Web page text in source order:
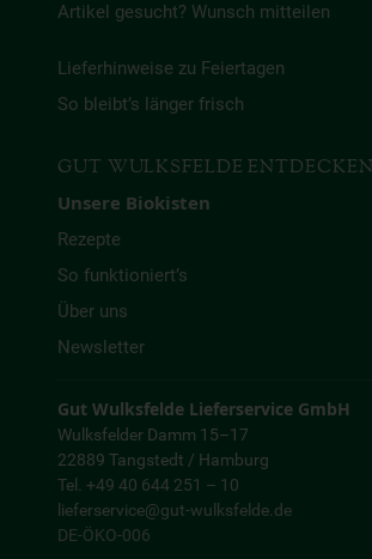
Artikel gesucht? Wunsch mitteilen
Lieferhinweise zu Feiertagen
So bleibt’s länger frisch
GUT WULKSFELDE ENTDECKEN
Unsere Biokisten
Rezepte
So funktioniert’s
Über uns
Newsletter
Gut Wulksfelde Lieferservice GmbH
Wulksfelder Damm 15–17
22889 Tangstedt / Hamburg
Tel. +49 40 644 251 – 10
lieferservice@gut-wulksfelde.de
DE-ÖKO-006